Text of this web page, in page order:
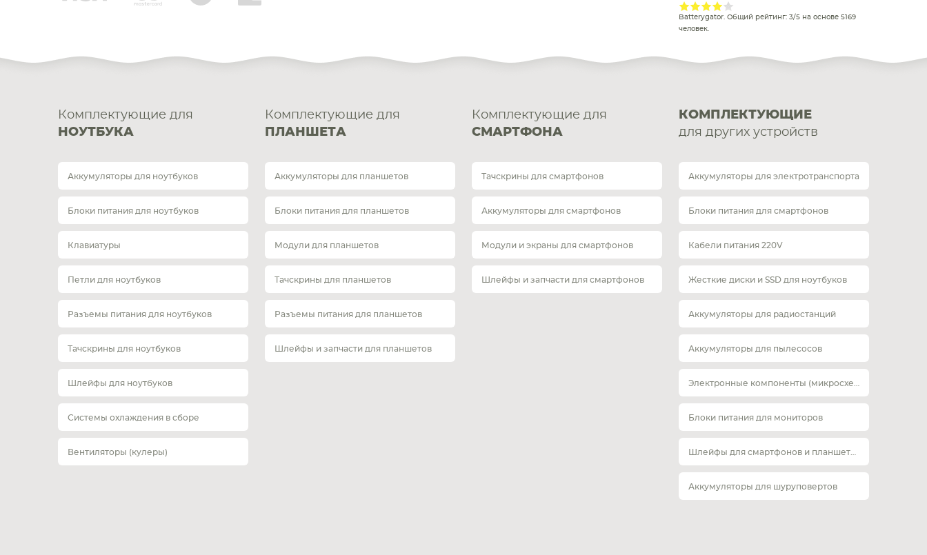
Batterygator. Общий рейтинг: 3/5 на основе 5169
человек.
Комплектующие для
НОУТБУКА
Аккумуляторы для ноутбуков
Блоки питания для ноутбуков
Клавиатуры
Петли для ноутбуков
Разъемы питания для ноутбуков
Тачскрины для ноутбуков
Шлейфы для ноутбуков
Системы охлаждения в сборе
Вентиляторы (кулеры)
Комплектующие для
ПЛАНШЕТА
Аккумуляторы для планшетов
Блоки питания для планшетов
Модули для планшетов
Тачскрины для планшетов
Разъемы питания для планшетов
Шлейфы и запчасти для планшетов
Комплектующие для
СМАРТФОНА
Тачскрины для смартфонов
Аккумуляторы для смартфонов
Модули и экраны для смартфонов
Шлейфы и запчасти для смартфонов
КОМПЛЕКТУЮЩИЕ
для других устройств
Аккумуляторы для электротранспорта
Блоки питания для смартфонов
Кабели питания 220V
Жесткие диски и SSD для ноутбуков
Аккумуляторы для радиостанций
Аккумуляторы для пылесосов
Блоки питания для мониторов
Аккумуляторы для шуруповертов